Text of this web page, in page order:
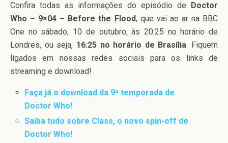
Confira todas as informações do episódio de Doctor
Who – 9×04 – Before the Flood, que vai ao ar na BBC
One no sábado, 10 de outubro, às 20:25 no horário de
Londres, ou seja, 16:25 no horário de Brasília. Fiquem
ligados em nossas redes sociais para os links de
streaming e download!
Faça já o download da 9ª temporada de
Doctor Who!
Saiba tudo sobre Class, o novo spin-off de
Doctor Who!